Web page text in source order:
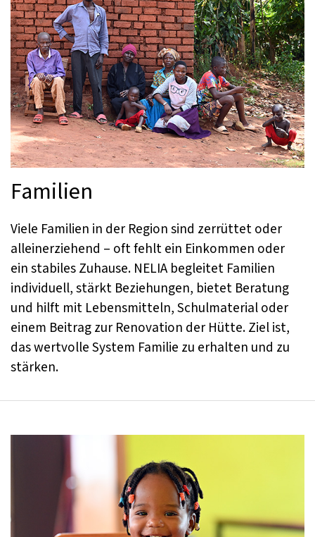
Familien
Viele Familien in der Region sind zerrüttet oder
alleinerziehend – oft fehlt ein Einkommen oder
ein stabiles Zuhause. NELIA begleitet Familien
individuell, stärkt Beziehungen, bietet Beratung
und hilft mit Lebensmitteln, Schulmaterial oder
einem Beitrag zur Renovation der Hütte. Ziel ist,
das wertvolle System Familie zu erhalten und zu
stärken.